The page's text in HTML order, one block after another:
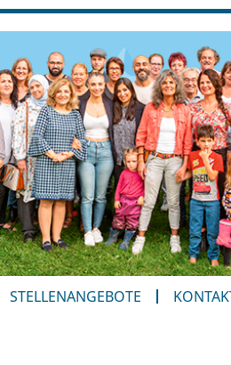
STELLENANGEBOTE